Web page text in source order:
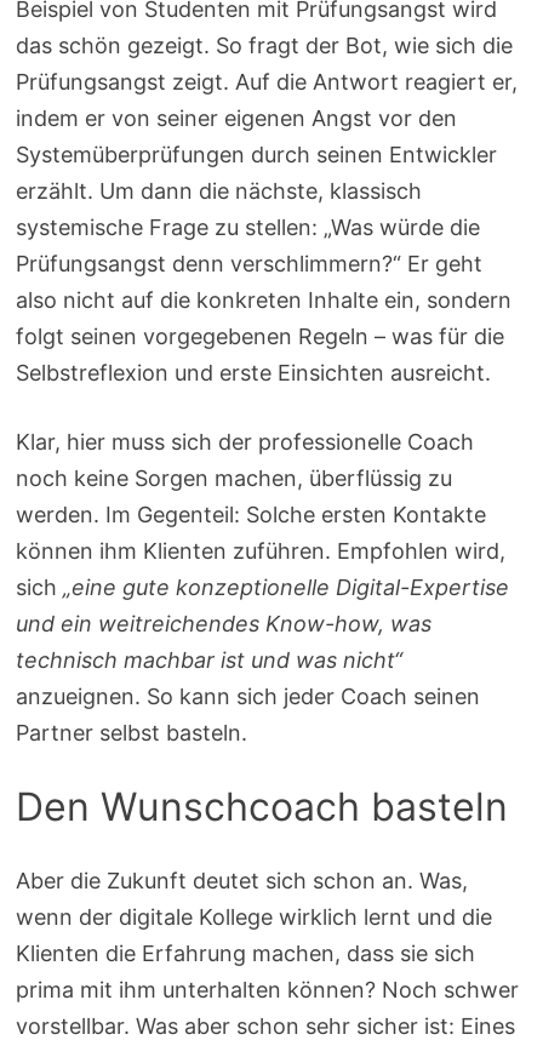
Beispiel von Studenten mit Prüfungsangst wird
das schön gezeigt. So fragt der Bot, wie sich die
Prüfungsangst zeigt. Auf die Antwort reagiert er,
indem er von seiner eigenen Angst vor den
Systemüberprüfungen durch seinen Entwickler
erzählt. Um dann die nächste, klassisch
systemische Frage zu stellen: „Was würde die
Prüfungsangst denn verschlimmern?“ Er geht
also nicht auf die konkreten Inhalte ein, sondern
folgt seinen vorgegebenen Regeln – was für die
Selbstreflexion und erste Einsichten ausreicht.
Klar, hier muss sich der professionelle Coach
noch keine Sorgen machen, überflüssig zu
werden. Im Gegenteil: Solche ersten Kontakte
können ihm Klienten zuführen. Empfohlen wird,
sich„eine gute konzeptionelle Digital-Expertise
und ein weitreichendes Know-how, was
technisch machbar ist und was nicht“
anzueignen. So kann sich jeder Coach seinen
Partner selbst basteln.
Den Wunschcoach basteln
Aber die Zukunft deutet sich schon an. Was,
wenn der digitale Kollege wirklich lernt und die
Klienten die Erfahrung machen, dass sie sich
prima mit ihm unterhalten können? Noch schwer
vorstellbar. Was aber schon sehr sicher ist: Eines